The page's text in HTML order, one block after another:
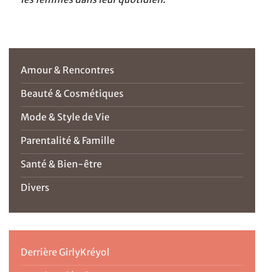
Amour & Rencontres
Beauté & Cosmétiques
Mode & Style de Vie
Parentalité & Famille
Santé & Bien-être
Divers
Derrière GirlyKréyol